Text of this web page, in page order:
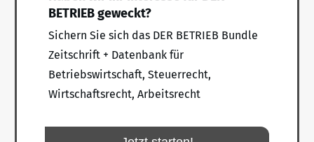
BETRIEB geweckt?
Sichern Sie sich das DER BETRIEB Bundle
Zeitschrift + Datenbank für
Betriebswirtschaft, Steuerrecht,
Wirtschaftsrecht, Arbeitsrecht